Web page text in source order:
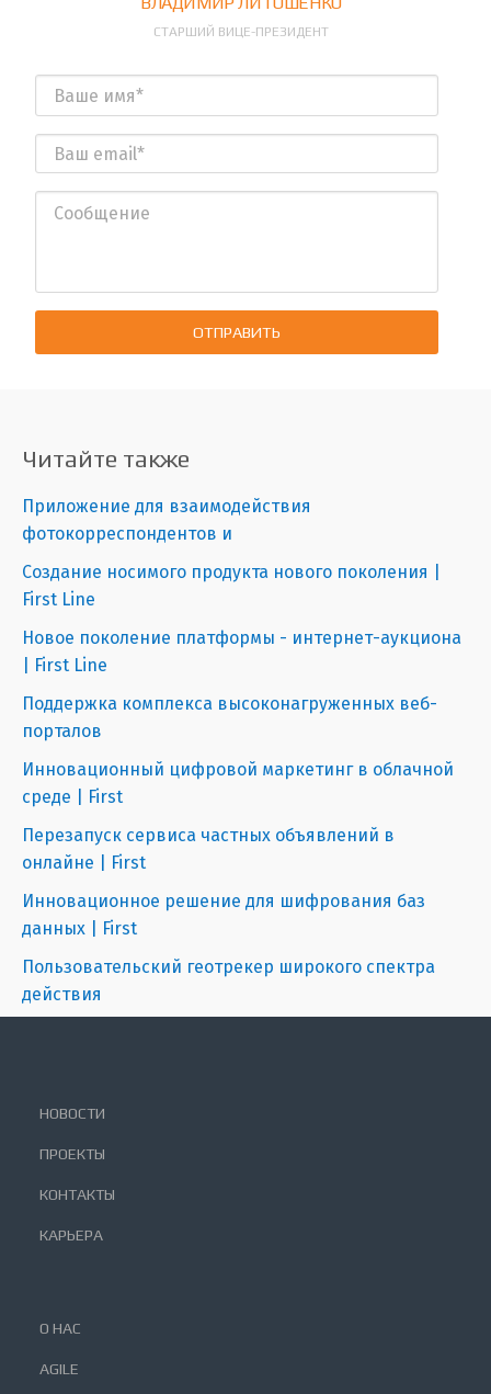
СТАРШИЙ ВИЦЕ-ПРЕЗИДЕНТ
ОТПРАВИТЬ
Читайте также
Приложение для взаимодействия
фотокорреспондентов и
Создание носимого продукта нового поколения |
First Line
Новое поколение платформы - интернет-аукциона
| First Line
Поддержка комплекса высоконагруженных веб-
порталов
Инновационный цифровой маркетинг в облачной
среде | First
Перезапуск сервиса частных объявлений в
онлайне | First
Инновационное решение для шифрования баз
данных | First
Пользовательский геотрекер широкого спектра
действия
НОВОСТИ
ПРОЕКТЫ
КОНТАКТЫ
КАРЬЕРА
О НАС
AGILE